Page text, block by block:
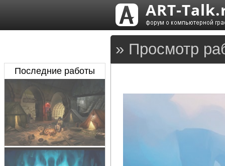
» Просмотр
Последние работы